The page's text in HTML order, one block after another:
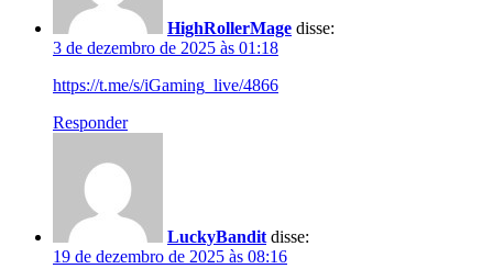
HighRollerMage disse:
3 de dezembro de 2025 às 01:18
https://t.me/s/iGaming_live/4866
Responder
LuckyBandit disse:
19 de dezembro de 2025 às 08:16